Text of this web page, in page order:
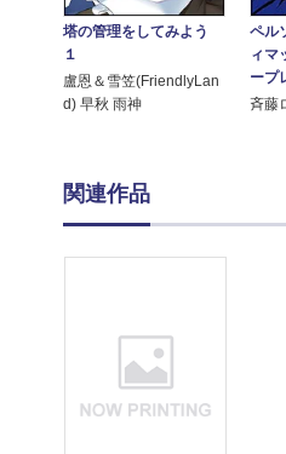
塔の管理をしてみよう
１
盧恩＆雪笠(FriendlyLan
d) 早秋 雨神
ペル
ィマ
ープ
斉藤
関連作品